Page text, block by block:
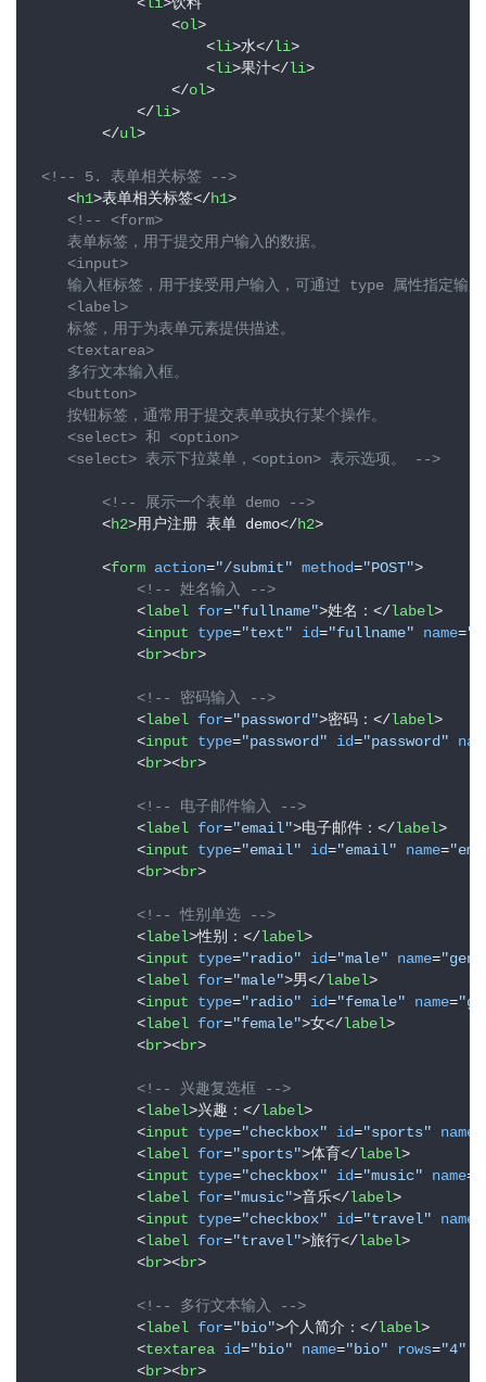
注册
<li>饮料
<ol>
<li>水</li>
<li>果汁</li>
</ol>
</li>
</ul>
<!-- 5. 表单相关标签 -->
<h1>表单相关标签</h1>
<!-- <form>
    表单标签，用于提交用户输入的数据。
    <input>
输入框标签，用于接受用户输入，可通过 type 属性指定输
    <label>
    标签，用于为表单元素提供描述。
    <textarea>
    多行文本输入框。
    <button>
    按钮标签，通常用于提交表单或执行某个操作。
    <select> 和 <option>
    <select> 表示下拉菜单，<option> 表示选项。 -->
<!-- 展示一个表单 demo -->
<h2>用户注册 表单 demo</h2>
<form action="/submit" method="POST">
<!-- 姓名输入 -->
<label for="fullname">姓名： </label>
<input type="text" id="fullname" name=
<br><br>
<!-- 密码输入 -->
<label for="password">密码： </label>
<input type="password" id="password"
<br><br>
<!-- 电子邮件输入 -->
<label for="email">电子邮件： </label>
<input type="email" id="email" name=
<br><br>
<!-- 性别单选 -->
<label>性别： </label>
<input type="radio" id="male" name=
<label for="male">男</label>
<input type="radio" id="female" name=
<label for="female">女</label>
<br><br>
<!-- 兴趣复选框 -->
<label>兴趣： </label>
<input type="checkbox" id="sports" name
<label for="sports">体育</label>
<input type="checkbox" id="music" name=
<label for="music">音乐</label>
<input type="checkbox" id="travel" name
<label for="travel">旅行</label>
<br><br>
<!-- 多行文本输入 -->
<label for="bio">个人简介： </label>
<textarea id="bio" name="bio" rows="4"
<br><br>